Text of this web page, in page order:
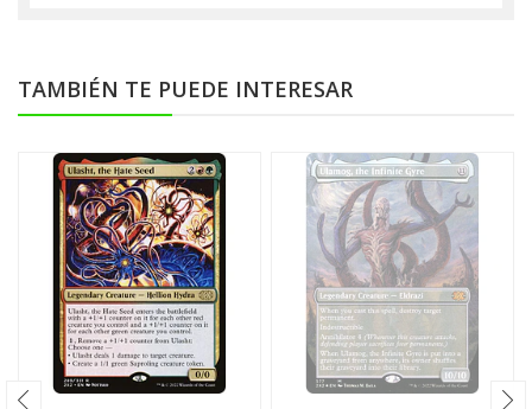
TAMBIÉN TE PUEDE INTERESAR